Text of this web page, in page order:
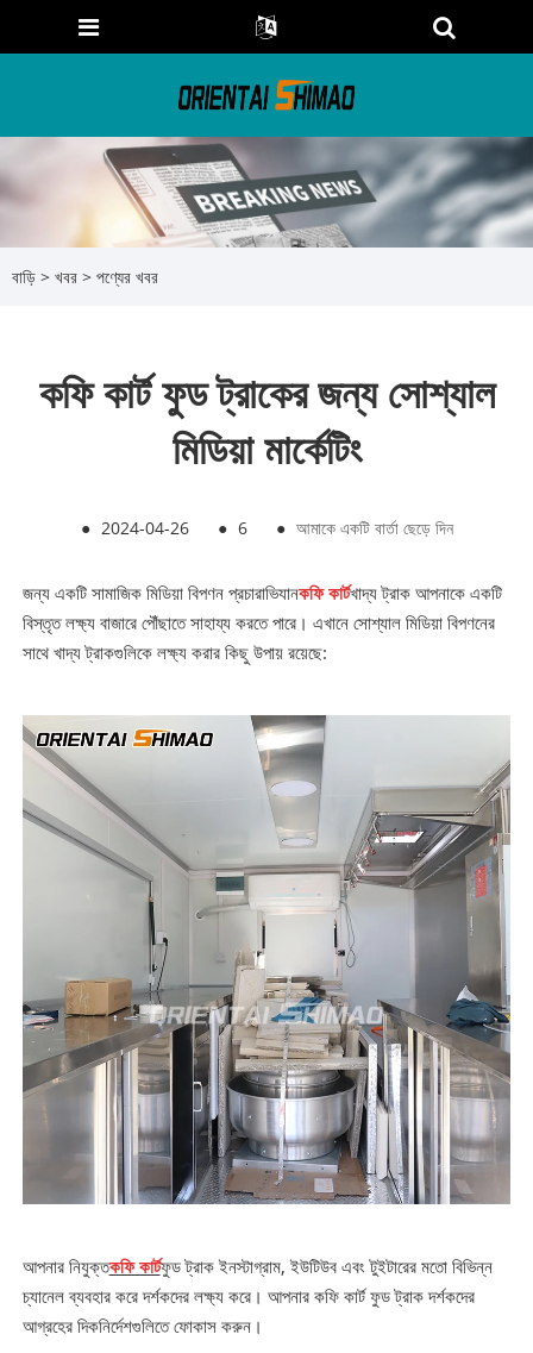
বাড়ি > খবর > পণ্যের খবর
কফি কার্ট ফুড ট্রাকের জন্য সোশ্যাল
মিডিয়া মার্কেটিং
● 2024-04-26 ● 6 ● আমাকে একটি বার্তা ছেড়ে দিন
জন্য একটি সামাজিক মিডিয়া বিপণন প্রচারাভিযানকফি কার্টখাদ্য ট্রাক আপনাকে একটি
বিস্তৃত লক্ষ্য বাজারে পৌঁছাতে সাহায্য করতে পারে। এখানে সোশ্যাল মিডিয়া বিপণনের
সাথে খাদ্য ট্রাকগুলিকে লক্ষ্য করার কিছু উপায় রয়েছে:
আপনার নিযুক্তকফি কার্টফুড ট্রাক ইনস্টাগ্রাম, ইউটিউব এবং টুইটারের মতো বিভিন্ন
চ্যানেল ব্যবহার করে দর্শকদের লক্ষ্য করে। আপনার কফি কার্ট ফুড ট্রাক দর্শকদের
আগ্রহের দিকনির্দেশগুলিতে ফোকাস করুন।